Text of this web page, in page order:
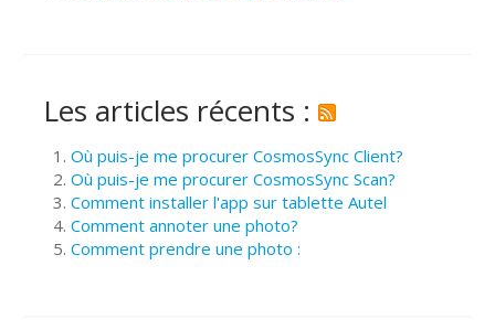
Les articles récents :
Où puis-je me procurer CosmosSync Client?
Où puis-je me procurer CosmosSync Scan?
Comment installer l'app sur tablette Autel
Comment annoter une photo?
Comment prendre une photo :